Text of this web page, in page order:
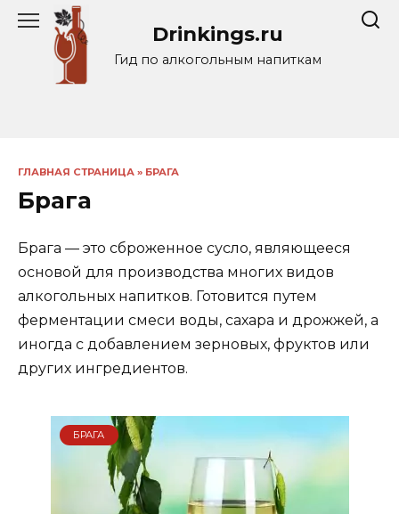
Перейти
содержанию
Drinkings.ru
Гид по алкогольным напиткам
ГЛАВНАЯ СТРАНИЦА » БРАГА
Брага
Брага — это сброженное сусло, являющееся
основой для производства многих видов
алкогольных напитков. Готовится путем
ферментации смеси воды, сахара и дрожжей, а
иногда с добавлением зерновых, фруктов или
других ингредиентов.
БРАГА